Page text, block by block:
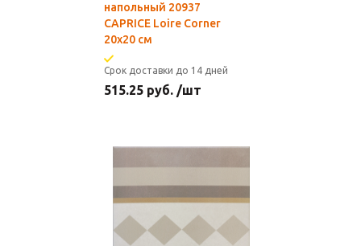
напольный 20937
CAPRICE Loire Corner
20x20 см
Срок доставки до 14 дней
515.25 руб. /шт